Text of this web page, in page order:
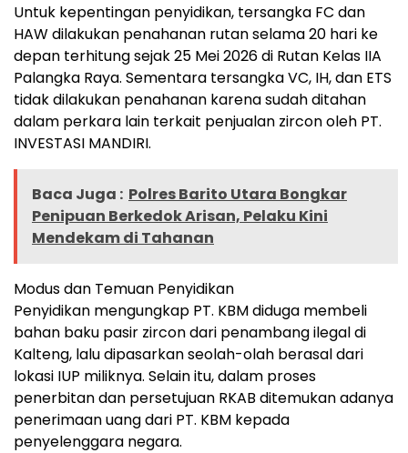
Untuk kepentingan penyidikan, tersangka FC dan
HAW dilakukan penahanan rutan selama 20 hari ke
depan terhitung sejak 25 Mei 2026 di Rutan Kelas IIA
Palangka Raya. Sementara tersangka VC, IH, dan ETS
tidak dilakukan penahanan karena sudah ditahan
dalam perkara lain terkait penjualan zircon oleh PT.
INVESTASI MANDIRI.
Baca Juga : Polres Barito Utara Bongkar
Penipuan Berkedok Arisan, Pelaku Kini
Mendekam di Tahanan
Modus dan Temuan Penyidikan
Penyidikan mengungkap PT. KBM diduga membeli
bahan baku pasir zircon dari penambang ilegal di
Kalteng, lalu dipasarkan seolah-olah berasal dari
lokasi IUP miliknya. Selain itu, dalam proses
penerbitan dan persetujuan RKAB ditemukan adanya
penerimaan uang dari PT. KBM kepada
penyelenggara negara.